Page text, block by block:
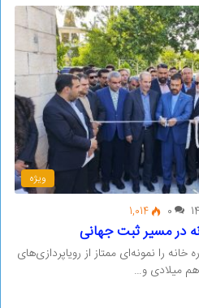
ویژه
0
1,014
در مسیر ثبت جهانی
را نمونه‌ای ممتاز از رویاپردازی‌های
میلادی و…